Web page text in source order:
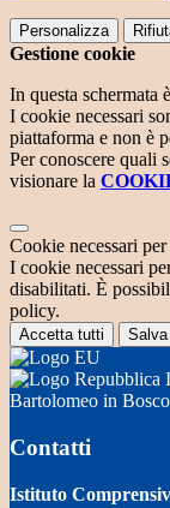
Personalizza
Gestione cookie
In questa schermata
I cookie necessari
piattaforma e non è
Per conoscere quali
visionare la
Cookie necessari
I cookie necessari
disabilitati. È
policy.
Accetta tutti
Bartolomeo in Bosco
Contatti
Istituto